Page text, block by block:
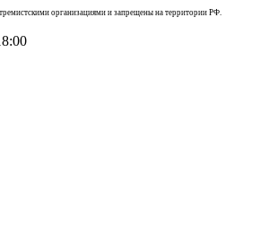
организациями и запрещены на территории РФ.